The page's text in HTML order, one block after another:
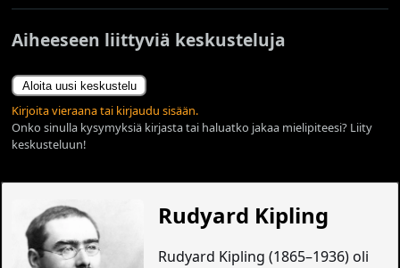
Aiheeseen liittyviä keskusteluja
Aloita uusi keskustelu
Kirjoita vieraana tai kirjaudu sisään.
Onko sinulla kysymyksiä kirjasta tai haluatko jakaa mielipiteesi? Liity
keskusteluun!
Rudyard Kipling
Rudyard Kipling (1865–1936) oli